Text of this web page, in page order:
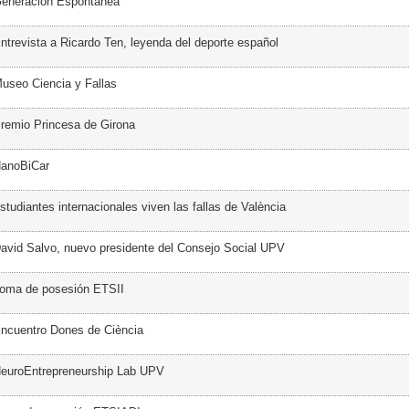
a Ricardo Ten, leyenda del deporte español
Ciencia y Fallas
Princesa de Girona
internacionales viven las fallas de València
Salvo, nuevo presidente del Consejo Social UPV
de posesión ETSII
Dones de Ciència
Lab UPV